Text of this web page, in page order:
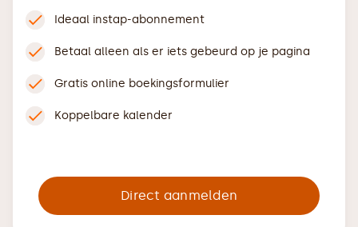
Ideaal instap-abonnement
Betaal alleen als er iets gebeurd op je pagina
Gratis online boekingsformulier
Koppelbare kalender
Direct aanmelden